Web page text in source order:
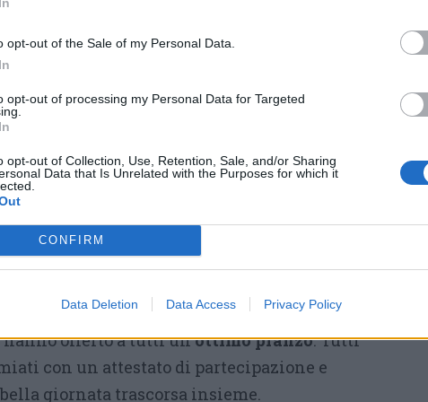
opt-out of the Sale of my Personal Data.
opt-out of processing my Personal Data for Targeted
opt-out of Collection, Use, Retention, Sale, and/or Sharing
Data that Is Unrelated with the Purposes for which it
CONFIRM
Data Deletion Data Access Privacy Policy
l’iniziativa e l’Autorità di Bacino del
tecnico.
sono state garantite dalla
Guardia Costiera
navigare in massima sicurezza. Grazie
Brovelli
concesso l’utilizzo del suo pontile
e lo sbarco in sicurezza di tutti i ragazzi.
AFPD di Cassano Magnago per le
Marcello Crespan e il consigliere
hanno offerto a tutti unottimo pranzo. Tutti
con un attestato di partecipazione e
giornata trascorsa insieme.